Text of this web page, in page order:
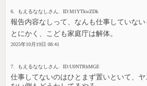
6. もえるななしさん. ID:M1YTkwZDk
報告内容なしって、なんも仕事していない
とにかく、こども家庭庁は解体。
2025年10月19日 08:41
7. もえるななしさん. ID:U0NTRhMGE
仕事してないのはひとまず置いといて、